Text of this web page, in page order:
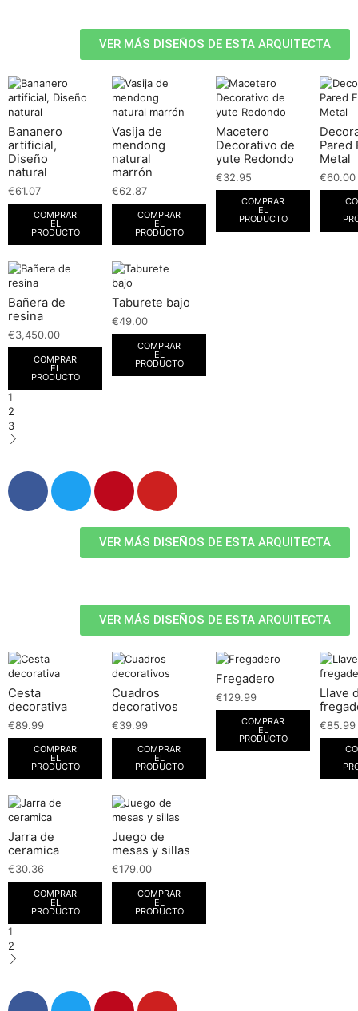
VER MÁS DISEÑOS DE ESTA ARQUITECTA
Bananero
artificial,
Diseño
natural
€61.07
COMPRAR
EL
PRODUCTO
Vasija de
mendong
natural
marrón
€62.87
COMPRAR
EL
PRODUCTO
Macetero
Decorativo de
yute Redondo
€32.95
COMPRAR
EL
PRODUCTO
Pared
Metal
€60.00
Bañera de
resina
€3,450.00
COMPRAR
EL
PRODUCTO
Taburete bajo
€49.00
COMPRAR
EL
PRODUCTO
1
2
3
VER MÁS DISEÑOS DE ESTA ARQUITECTA
VER MÁS DISEÑOS DE ESTA ARQUITECTA
Cesta
decorativa
€89.99
COMPRAR
EL
PRODUCTO
Cuadros
decorativos
€39.99
COMPRAR
EL
PRODUCTO
Fregadero
€129.99
COMPRAR
EL
PRODUCTO
Llave
€85.99
Jarra de
ceramica
€30.36
COMPRAR
EL
PRODUCTO
Juego de
mesas y sillas
€179.00
COMPRAR
EL
PRODUCTO
1
2